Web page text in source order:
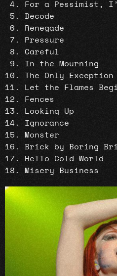
For a Pessimist,
Decode
Renegade
Pressure
Careful
In the Mourning
The Only Exception
Let the Flames
Fences
Looking Up
Ignorance
Monster
Brick by Boring
Hello Cold World
Misery Business